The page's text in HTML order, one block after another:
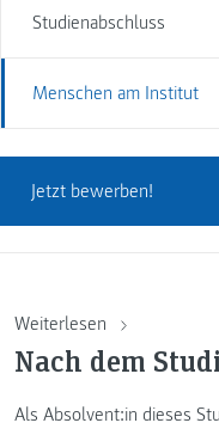
Studienabschluss
Menschen am Institut
Jetzt bewerben!
Weiterlesen
Nach dem
Als Absolvent:in dieses